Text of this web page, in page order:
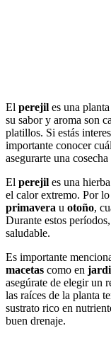
El perejil es una
su sabor y aroma son
platillos. Si estás
importante conocer
asegurarte una
El perejil es una
el calor extremo. Por
primavera u otoño,
Durante estos
saludable.
Es importante
macetas como en
asegúrate de elegir un
las raíces de la planta
sustrato rico en
buen drenaje.